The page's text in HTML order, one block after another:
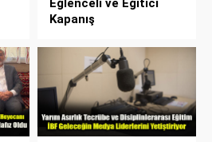
Eğlenceli ve Eğitici
Kapanış